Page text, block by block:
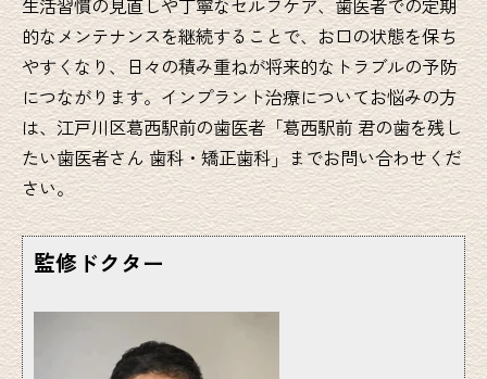
生活習慣の見直しや丁寧なセルフケア、歯医者での定期
的なメンテナンスを継続することで、お口の状態を保ち
やすくなり、日々の積み重ねが将来的なトラブルの予防
につながります。インプラント治療についてお悩みの方
は、江戸川区葛西駅前の歯医者「葛西駅前 君の歯を残し
たい歯医者さん 歯科・矯正歯科」までお問い合わせくだ
さい。
監修ドクター